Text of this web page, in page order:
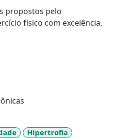
propostos pelo
físico com excelência.
Hipertrofia